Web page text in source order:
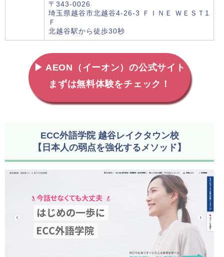
〒343-0026
埼玉県越谷市北越谷4-26-3 ＦＩＮＥ ＷＥＳＴ1
Ｆ
北越谷駅から徒歩30秒
▶ AEON（イーオン）の公式サイト
まずは無料体験をチェック！
ECC外語学院 越谷レイクタウン校
【日本人の弱点を強化するメソッド】